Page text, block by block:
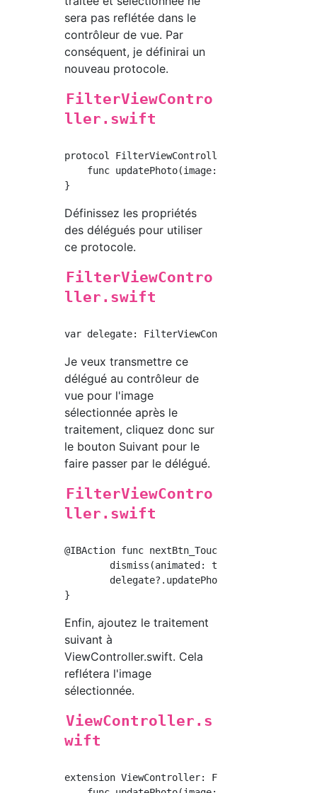
sera pas reflétée dans le
contrôleur de vue. Par
conséquent, je définirai un
nouveau protocole.
FilterViewContro
ller.swift
protocol FilterViewControllerDelegate {
    func updatePhoto(image: UIImage)
Définissez les propriétés
des délégués pour utiliser
ce protocole.
FilterViewContro
ller.swift
Je veux transmettre ce
délégué au contrôleur de
vue pour l'image
sélectionnée après le
traitement, cliquez donc sur
le bouton Suivant pour le
faire passer par le délégué.
FilterViewContro
ller.swift
@IBAction func nextBtn_TouchUpInside(_
dismiss(animated: true, completion:
delegate?.updatePhoto(image:
Enfin, ajoutez le traitement
suivant à
ViewController.swift. Cela
reflétera l'image
sélectionnée.
ViewController.s
wift
extension ViewController: